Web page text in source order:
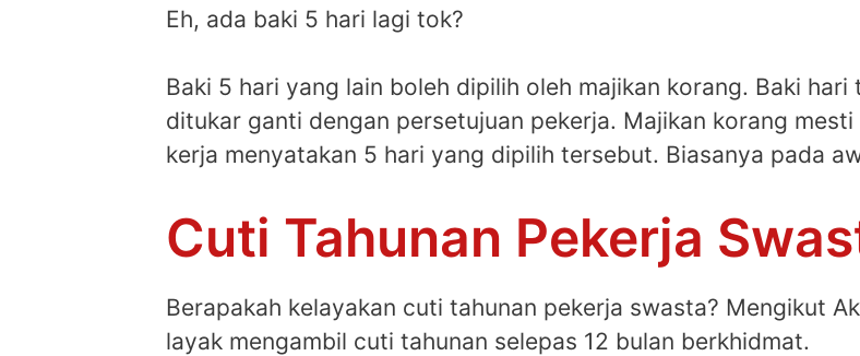
Eh, ada baki 5 hari lagi tok?
Baki 5 hari yang lain boleh dipilih oleh majikan korang. Baki
ditukar ganti dengan persetujuan pekerja. Majikan korang
kerja menyatakan 5 hari yang dipilih tersebut. Biasanya pada
Cuti Tahunan Pekerja
Berapakah kelayakan cuti tahunan pekerja swasta? Mengikut
layak mengambil cuti tahunan selepas 12 bulan berkhidmat.